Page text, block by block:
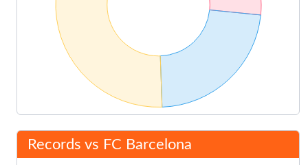
Records vs FC Barcelona